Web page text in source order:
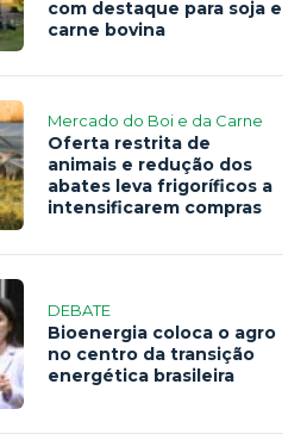
com destaque para soja e
carne bovina
Mercado do Boi e da Carne
Oferta restrita de
animais e redução dos
abates leva frigoríficos a
intensificarem compras
DEBATE
Bioenergia coloca o agro
no centro da transição
energética brasileira